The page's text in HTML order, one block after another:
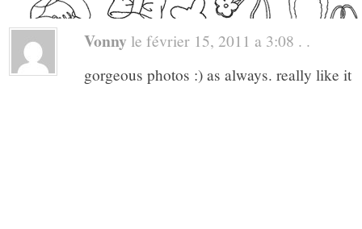
Vonny le février 15, 2011 a 3:08 . .
gorgeous photos :) as always. really like it